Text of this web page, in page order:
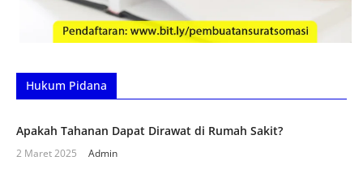
Hukum Pidana
Apakah Tahanan Dapat Dirawat di Rumah Sakit?
2 Maret 2025 Admin